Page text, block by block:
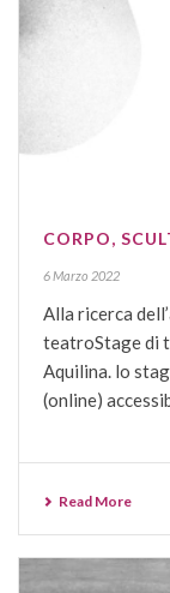
CORPO,
6 Marzo 2022
Alla ricerca
teatroStage di
Aquilina. lo
(online)
Read More